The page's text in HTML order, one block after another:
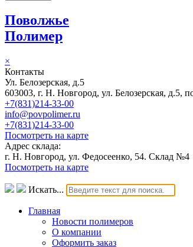
Поволжье
Полимер
×
Контакты
Ул. Белозерская, д.5
603003, г. Н. Новгород, ул. Белозерская, д.5,
+7(831)214-33-00
info@povpolimer.ru
+7(831)214-33-00
Посмотреть на карте
Адрес склада:
г. Н. Новгород, ул. Федосеенко, 54. Склад №4
Посмотреть на карте
Искать...
Главная
Новости полимеров
О компании
Оформить заказ